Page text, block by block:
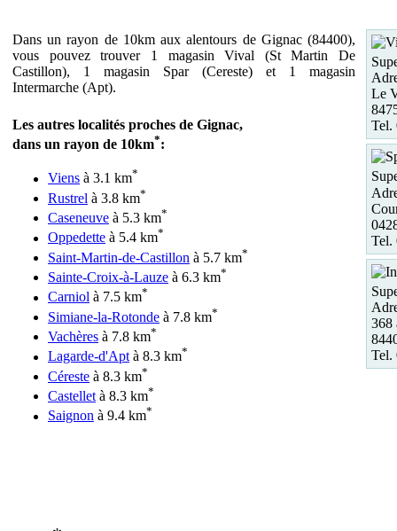
Dans un rayon de 10km aux alentours de Gignac (84400),
vous pouvez trouver 1 magasin Vival (St Martin De
Castillon), 1 magasin Spar (Cereste) et 1 magasin
Intermarche (Apt).
Les autres localités proches de Gignac,
dans un rayon de 10km*:
Viens à 3.1 km*
Rustrel à 3.8 km*
Caseneuve à 5.3 km*
Oppedette à 5.4 km*
Saint-Martin-de-Castillon à 5.7 km*
Sainte-Croix-à-Lauze à 6.3 km*
Carniol à 7.5 km*
Simiane-la-Rotonde à 7.8 km*
Vachères à 7.8 km*
Lagarde-d'Aptà 8.3 km*
Céreste à 8.3 km*
Castellet à 8.3 km*
Saignon à 9.4 km*
Le
Tel.
Tel.
368
Tel.